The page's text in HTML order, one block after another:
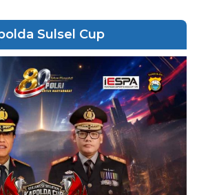
Sulsel Cup